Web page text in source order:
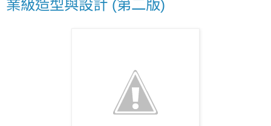
業級造型與設計 (第二版)